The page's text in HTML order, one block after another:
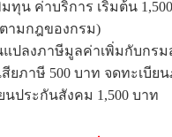
มทุน ค่าบริการ เริ่มต้น 1,500
ามกฎของกรม)
แปลงภาษีมูลค่าเพิ่มกับกรม
สียภาษี 500 บาท จดทะเบีย
นประกันสังคม 1,500 บาท